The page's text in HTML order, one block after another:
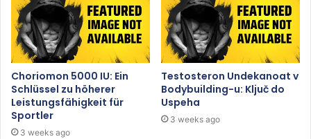
Choriomon 5000 IU: Ein
Schlüssel zu höherer
Leistungsfähigkeit für
Sportler
3 weeks ago
Testosteron Undekanoat v
Bodybuilding-u: Ključ do
Uspeha
3 weeks ago